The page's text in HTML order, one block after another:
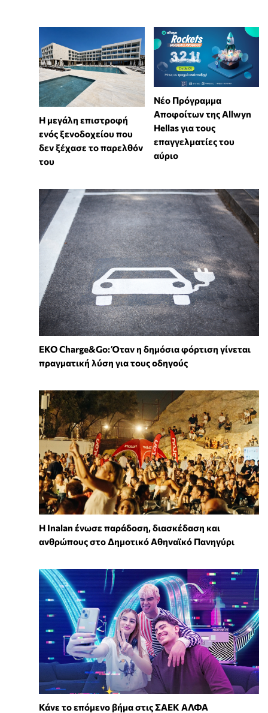
Η μεγάλη επιστροφή
ενός ξενοδοχείου που
δεν ξέχασε το παρελθόν
του
Νέο Πρόγραμμα
Αποφοίτων της Allwyn
Hellas για τους
επαγγελματίες του
αύριο
EKO Charge&Go: Όταν η δημόσια φόρτιση γίνεται
πραγματική λύση για τους οδηγούς
Η Inalan ένωσε παράδοση, διασκέδαση και
ανθρώπους στο Δημοτικό Αθηναϊκό Πανηγύρι
Κάνε το επόμενο βήμα στις ΣΑΕΚ ΑΛΦΑ